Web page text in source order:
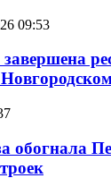
09:53
обогнала